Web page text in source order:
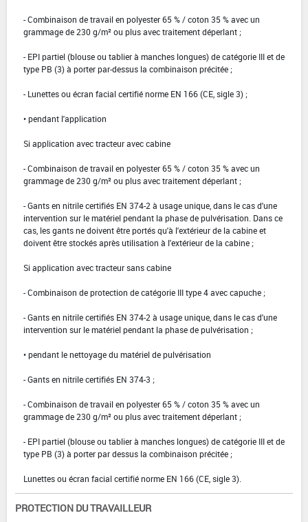
- Combinaison de travail en polyester 65 % / coton 35 % avec un
grammage de 230 g/m² ou plus avec traitement déperlant ;
- EPI partiel (blouse ou tablier à manches longues) de catégorie III et de
type PB (3) à porter par-dessus la combinaison précitée ;
- Lunettes ou écran facial certifié norme EN 166 (CE, sigle 3) ;
• pendant l'application
Si application avec tracteur avec cabine
- Combinaison de travail en polyester 65 % / coton 35 % avec un
grammage de 230 g/m² ou plus avec traitement déperlant ;
- Gants en nitrile certifiés EN 374-2 à usage unique, dans le cas d'une
intervention sur le matériel pendant la phase de pulvérisation. Dans ce
cas, les gants ne doivent être portés qu'à l'extérieur de la cabine et
doivent être stockés après utilisation à l'extérieur de la cabine ;
Si application avec tracteur sans cabine
- Combinaison de protection de catégorie III type 4 avec capuche ;
- Gants en nitrile certifiés EN 374-2 à usage unique, dans le cas d'une
intervention sur le matériel pendant la phase de pulvérisation ;
• pendant le nettoyage du matériel de pulvérisation
- Gants en nitrile certifiés EN 374-3 ;
- Combinaison de travail en polyester 65 % / coton 35 % avec un
grammage de 230 g/m² ou plus avec traitement déperlant ;
- EPI partiel (blouse ou tablier à manches longues) de catégorie III et de
type PB (3) à porter par dessus la combinaison précitée ;
Lunettes ou écran facial certifié norme EN 166 (CE, sigle 3).
PROTECTION DU TRAVAILLEUR